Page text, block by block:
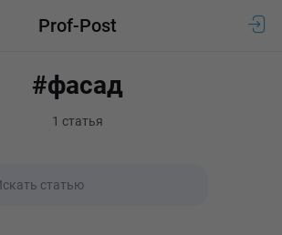
Prof-Post
#фасад
1 статья